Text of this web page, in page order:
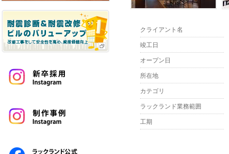
クライアント名
竣工日
オープン日
所在地
カテゴリ
ラックランド業務範囲
工期